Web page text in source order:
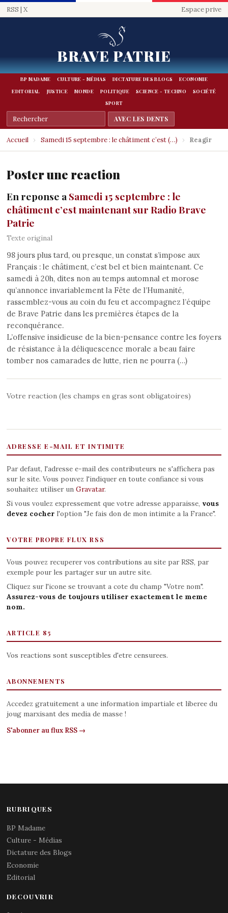
RSS | X Espace prive
BRAVE PATRIE
BP MADAME CULTURE - MÉDIAS DICTATURE DES BLOGS
ECONOMIE
EDITORIAL
JUSTICE MONDE POLITIQUE SCIENCE - TECHNO
SOCIÉTÉ
SPORT
Accueil › Samedi 15 septembre : le châtiment c’est (…) › Reagir
Poster une reaction
En reponse a Samedi 15 septembre : le
châtiment c’est maintenant sur Radio Brave
Patrie
Texte original
98 jours plus tard, ou presque, un constat s’impose aux
Français : le châtiment, c’est bel et bien maintenant. Ce
samedi à 20h, dites non au temps automnal et morose
qu’annonce invariablement la Fête de l’Humanité,
rassemblez-vous au coin du feu et accompagnez l’équipe
de Brave Patrie dans les premières étapes de la
reconquérance.
L’offensive insidieuse de la bien-pensance contre les foyers
de résistance à la déliquescence morale a beau faire
tomber nos camarades de lutte, rien ne pourra (…)
Votre reaction (les champs en gras sont obligatoires)
ADRESSE E-MAIL ET INTIMITE
Par defaut, l'adresse e-mail des contributeurs ne s'affichera pas
sur le site. Vous pouvez l'indiquer en toute confiance si vous
souhaitez utiliser un Gravatar.
Si vous voulez expressement que votre adresse apparaisse, vous
devez cocherl'option "Je fais don de mon intimite a la France".
VOTRE PROPRE FLUX RSS
Vous pouvez recuperer vos contributions au site par RSS, par
exemple pour les partager sur un autre site.
Cliquez sur l'icone se trouvant a cote du champ "Votre nom".
Assurez-vous de toujours utiliser exactement le meme
nom.
ARTICLE 85
Vos reactions sont susceptibles d'etre censurees.
ABONNEMENTS
Accedez gratuitement a une information impartiale et liberee du
joug marxisant des media de masse !
S'abonner au flux RSS →
RUBRIQUES
BP Madame
Culture - Médias
Dictature des Blogs
Economie
Editorial
DECOUVRIR